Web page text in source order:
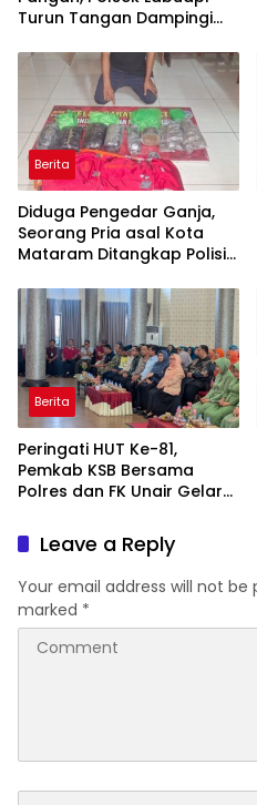
Turun Tangan Dampingi
Bongkot
Berita
Diduga Pengedar Ganja,
Seorang Pria asal Kota
Mataram Ditangkap Polisi
Berita
Peringati HUT Ke-81,
Pemkab KSB Bersama
Polres dan FK Unair Gelar
Hari Pertama Kehidupan”
Leave a Reply
Your email address will not be
marked *